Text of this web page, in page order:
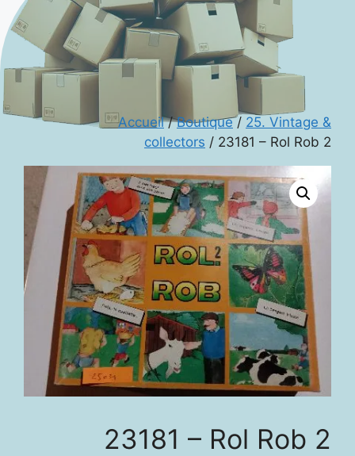
Accueil/Boutique/ 25. Vintage &
collectors / 23181 – Rol Rob 2
23181 – Rol Rob 2